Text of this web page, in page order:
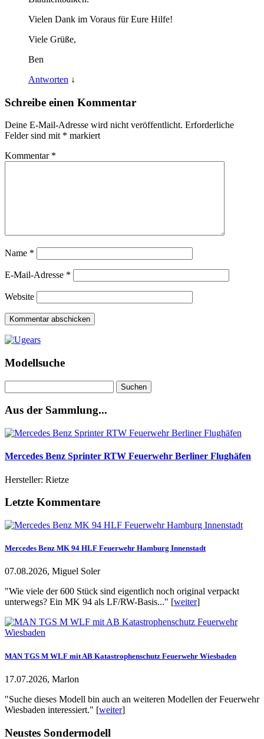
Vielen Dank im Voraus für Eure Hilfe!
Viele Grüße,
Ben
Antworten ↓
Schreibe einen Kommentar
Deine E-Mail-Adresse wird nicht veröffentlicht. Erforderliche
Felder sind mit * markiert
Kommentar *
Name *
E-Mail-Adresse *
Website
Modellsuche
nach:
Aus der Sammlung...
Mercedes Benz Sprinter RTW Feuerwehr Berliner Flughäfen
Hersteller: Rietze
Letzte Kommentare
Mercedes Benz MK 94 HLF Feuerwehr Hamburg Innenstadt
07.08.2026, Miguel Soler
"Wie viele der 600 Stück sind eigentlich noch original verpackt
unterwegs? Ein MK 94 als LF/RW-Basis..." [weiter]
MAN TGS M WLF mit AB Katastrophenschutz Feuerwehr Wiesbaden
17.07.2026, Marlon
"Suche dieses Modell bin auch an weiteren Modellen der Feuerwehr
Wiesbaden interessiert." [weiter]
Neustes Sondermodell